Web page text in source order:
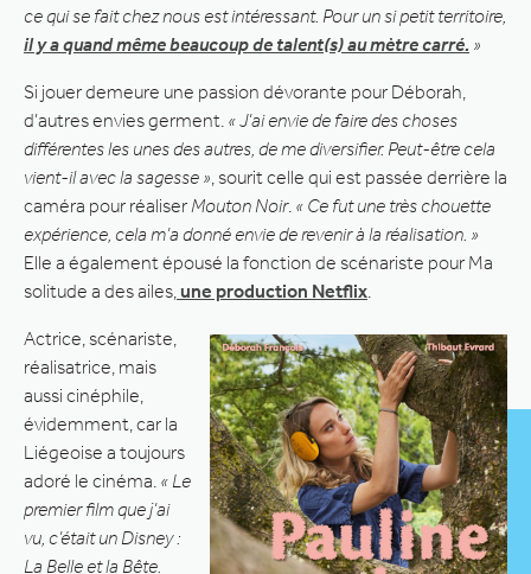
ce qui se fait chez nous est intéressant. Pour un si petit territoire,
il y a quand même beaucoup de talent(s) au mètre carré. »
Si jouer demeure une passion dévorante pour Déborah,
d’autres envies germent. « J’ai envie de faire des choses
différentes les unes des autres, de me diversifier. Peut-être cela
vient-il avec la sagesse » , sourit celle qui est passée derrière la
caméra pour réaliser Mouton Noir. « Ce fut une très chouette
expérience, cela m’a donné envie de revenir à la réalisation. »
Elle a également épousé la fonction de scénariste pour Ma
solitude a des ailes, une production Netflix
Actrice, scénariste,
réalisatrice, mais
aussi cinéphile,
évidemment, car la
Liégeoise a toujours
adoré le cinéma. « Le
premier film que j’ai
vu, c’était un Disney :
La Belle et la Bête.